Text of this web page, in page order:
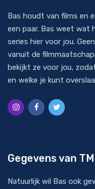
Bas houdt van films en
een paar. Bas weet wat
series hier voor jou.
vanuit de
bekijkt ze voor jou,
en welke je kunt
Gegevens van
Natuurlijk wil Bas ook